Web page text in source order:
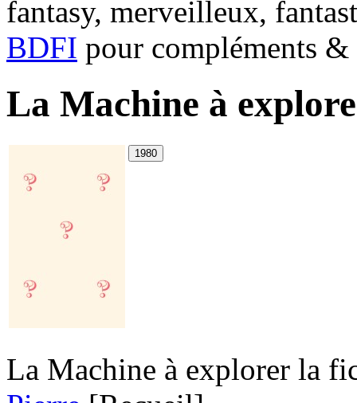
fantasy, merveilleux,
BDFI pour compléments
La Machine à
La Machine à explorer la